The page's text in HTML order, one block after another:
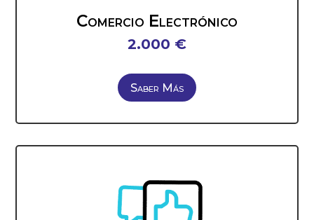
Comercio Electrónico
2.000 €
Saber Más